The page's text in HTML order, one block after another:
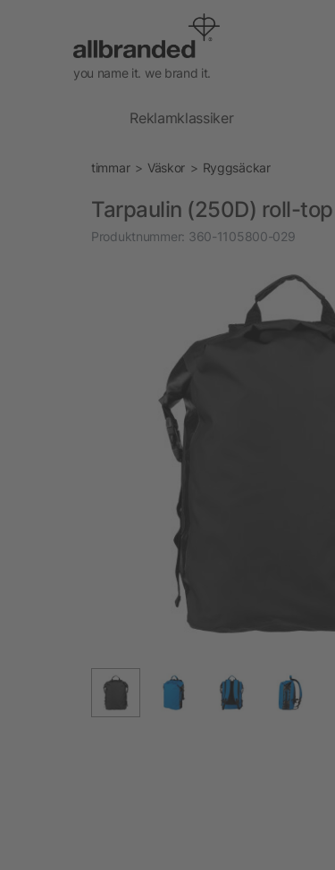
you name it. we brand it.
Reklamklassiker
timmar Väskor Ryggsäckar
Tarpaulin (250D) roll-
Produktnummer: 360-1105800-029